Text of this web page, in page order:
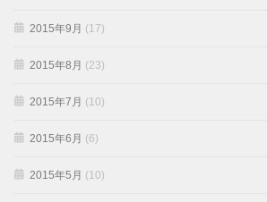
2015年9月 (17)
2015年8月 (23)
2015年7月 (10)
2015年6月 (6)
2015年5月 (10)